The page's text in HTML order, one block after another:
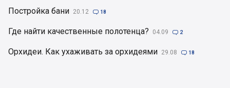
Постройка бани 20.12  18
Где найти качественные полотенца? 04.09  2
Орхидеи. Как ухаживать за орхидеями 29.08  18